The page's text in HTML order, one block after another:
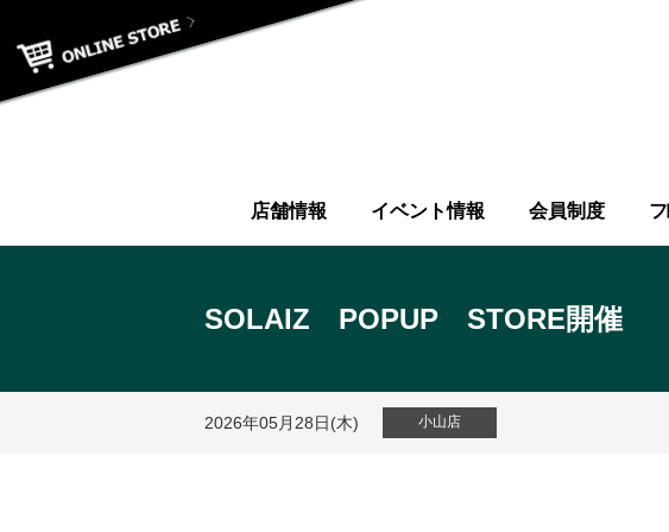
店舗情報 イベント情報 会員制度 フ
SOLAIZ POPUP STORE開催
2026年05月28日(木) 小山店